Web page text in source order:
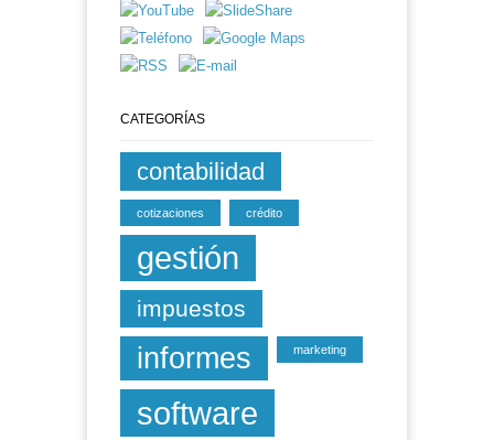
CATEGORÍAS
contabilidad
cotizaciones crédito
gestión
impuestos
informes marketing
software